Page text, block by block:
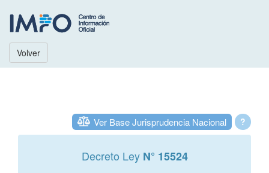
Volver
?
Ver Base Jurisprudencia Nacional
Decreto Ley N° 15524